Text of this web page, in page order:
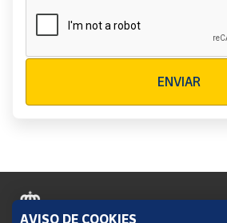
ENVIAR
AVISO DE COOKIES